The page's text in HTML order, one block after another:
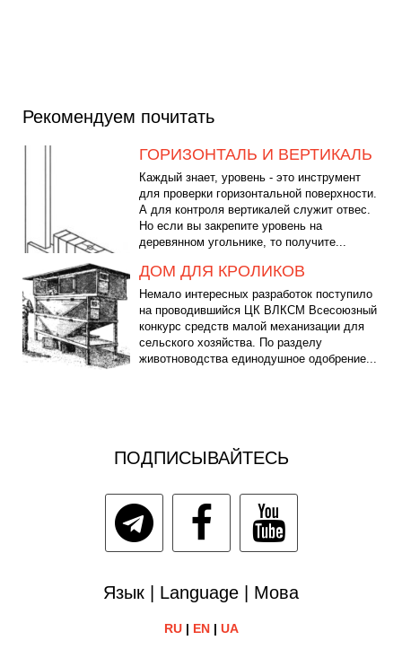
Рекомендуем почитать
ГОРИЗОНТАЛЬ И ВЕРТИКАЛЬ
Каждый знает, уровень - это инструмент
для проверки горизонтальной поверхности.
А для контроля вертикалей служит отвес.
Но если вы закрепите уровень на
деревянном угольнике, то получите...
ДОМ ДЛЯ КРОЛИКОВ
Немало интересных разработок поступило
на проводившийся ЦК ВЛКСМ Всесоюзный
конкурс средств малой механизации для
сельского хозяйства. По разделу
животноводства единодушное одобрение...
ПОДПИСЫВАЙТЕСЬ
Язык | Language | Мова
RU| EN| UA